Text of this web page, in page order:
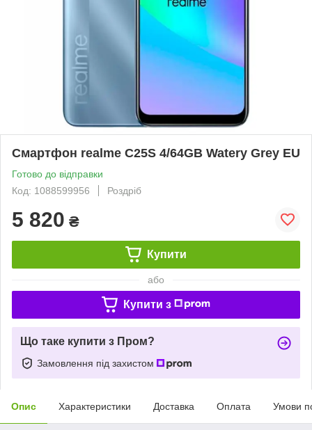
Смартфон realme C25S 4/64GB Watery Grey EU
Готово до відправки
Код: 1088599956
Роздріб
5 820 ₴
Купити
або
Купити з
Що таке купити з Пром?
Замовлення під захистом
Опис Характеристики Доставка Оплата Умови